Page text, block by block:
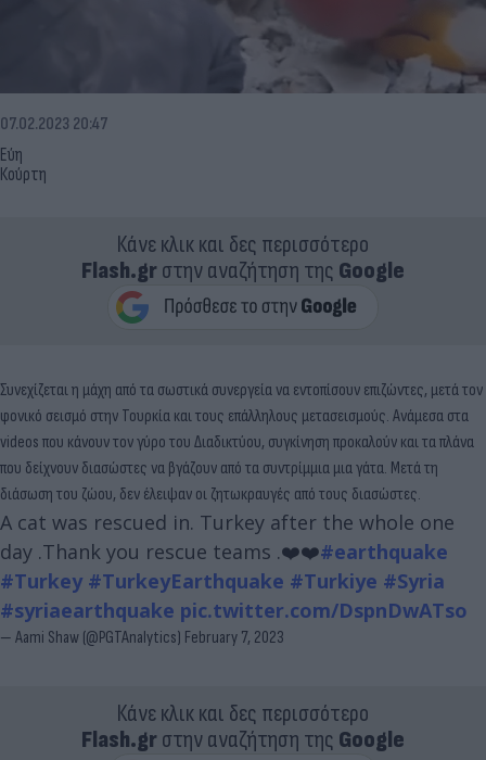
Εύη
Κούρτη
07.02.2023 20:47
Κάνε κλικ και δες περισσότερο
Flash.grστην αναζήτηση της Google
Συνεχίζεται η μάχη από τα σωστικά συνεργεία να εντοπίσουν επιζώντες, μετά τον
φονικό σεισμό στην Τουρκία και τους επάλληλους μετασεισμούς. Ανάμεσα στα
videos που κάνουν τον γύρο του Διαδικτύου, συγκίνηση προκαλούν και τα πλάνα
που δείχνουν διασώστες να βγάζουν από τα συντρίμμια μια γάτα. Μετά τη
διάσωση του ζώου, δεν έλειψαν οι ζητωκραυγές από τους διασώστες.
A cat was rescued in. Turkey after the whole one
day .Thank you rescue teams .❤️❤️#earthquake
#Turkey #TurkeyEarthquake #Turkiye #Syria
#syriaearthquake pic.twitter.com/DspnDwATso
— Aami Shaw (@PGTAnalytics) February 7, 2023
Κάνε κλικ και δες περισσότερο
Flash.grστην αναζήτηση της Google